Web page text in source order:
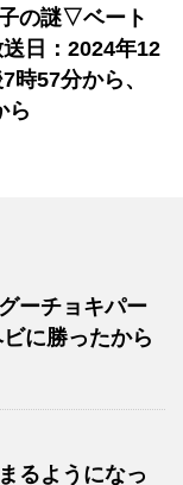
の謎▽ベート
日：2024年12
時57分から、
ら
ーチョキパー
に勝ったから
るようになっ